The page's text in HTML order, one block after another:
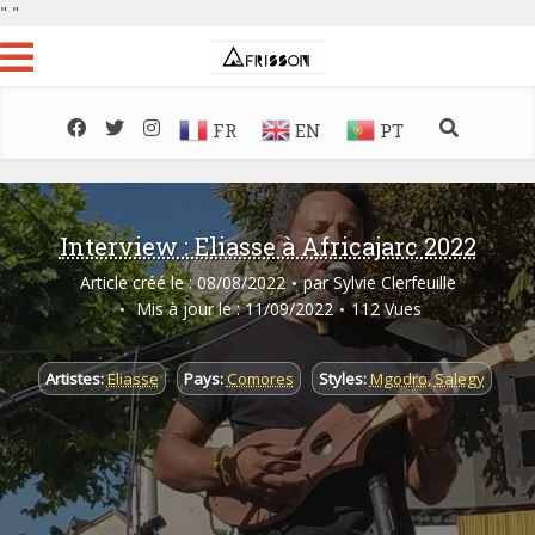
" "
FR EN PT
Interview : Eliasse à Africajarc 2022
Article créé le : 08/08/2022 par Sylvie Clerfeuille
Mis à jour le : 11/09/2022
112 Vues
Artistes:Eliasse Pays:Comores Styles:Mgodro,Salegy